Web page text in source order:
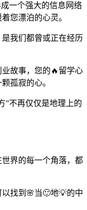
一个强大的信息网络
您漂泊的心灵。
我们都曾或正在经历
故事，您的🔥留学心
孤寂的心。
”不再仅仅是地理上的
界的每一个角落，都
找到🌸当🙂地💡的中